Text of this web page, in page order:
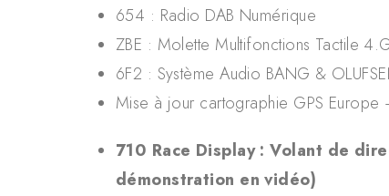
654 : Radio DAB Numérique
ZBE : Molette Multifonctions Tactile
6F2 : Système Audio BANG &
Mise à jour cartographie GPS Europe
710 Race Display : Volant de
démonstration en vidéo)